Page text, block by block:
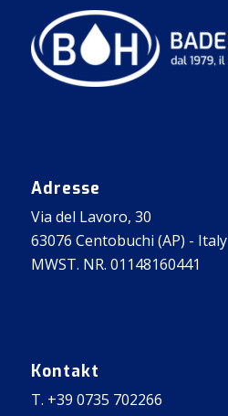
Adresse
Via del Lavoro, 30
63076 Centobuchi (AP) - Italy
MWST. NR. 01148160441
Kontakt
T. +39 0735 702266